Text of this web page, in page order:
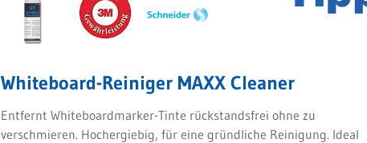
Whiteboard-Reiniger MAXX Cleaner
Entfernt Whiteboardmarker-Tinte rückstandsfrei ohne zu
verschmieren. Hochergiebig, für eine gründliche Reinigung. Ideal